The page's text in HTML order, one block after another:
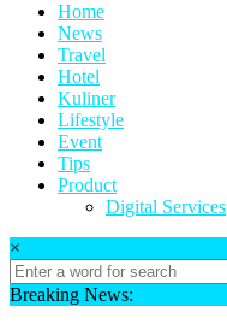
Home
News
Travel
Hotel
Kuliner
Lifestyle
Event
Tips
Product
Digital Services
×
Breaking News: